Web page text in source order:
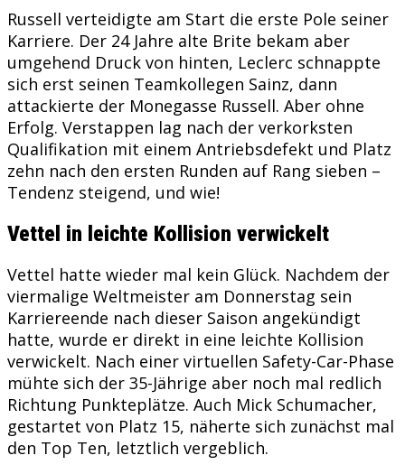
Russell verteidigte am Start die erste Pole seiner
Karriere. Der 24 Jahre alte Brite bekam aber
umgehend Druck von hinten, Leclerc schnappte
sich erst seinen Teamkollegen Sainz, dann
attackierte der Monegasse Russell. Aber ohne
Erfolg. Verstappen lag nach der verkorksten
Qualifikation mit einem Antriebsdefekt und Platz
zehn nach den ersten Runden auf Rang sieben –
Tendenz steigend, und wie!
Vettel in leichte Kollision verwickelt
Vettel hatte wieder mal kein Glück. Nachdem der
viermalige Weltmeister am Donnerstag sein
Karriereende nach dieser Saison angekündigt
hatte, wurde er direkt in eine leichte Kollision
verwickelt. Nach einer virtuellen Safety-Car-Phase
mühte sich der 35-Jährige aber noch mal redlich
Richtung Punkteplätze. Auch Mick Schumacher,
gestartet von Platz 15, näherte sich zunächst mal
den Top Ten, letztlich vergeblich.